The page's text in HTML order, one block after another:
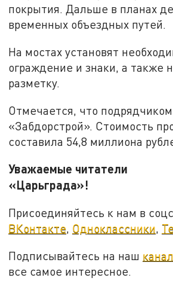
покрытия. Дальше в планах
временных объездных путей.
На мостах установят
ограждение и знаки, а также
разметку.
Отмечается, что
«Забдорстрой». Стоимость
составила 54,8 миллиона
Уважаемые читатели
«Царьграда»!
Присоединяйтесь к нам в
ВКонтакте, Одноклассники,
Подписывайтесь на наш
все самое интересное.